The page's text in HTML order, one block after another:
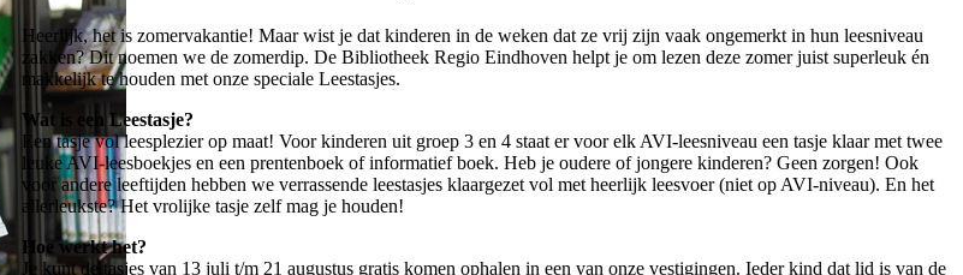
Heerlijk, het is zomervakantie! Maar wist je dat kinderen in de weken dat ze vrij zijn vaak ongemerkt in hun leesniveau
zakken? Dit noemen we de zomerdip. De Bibliotheek Regio Eindhoven helpt je om lezen deze zomer juist superleuk én
makkelijk te houden met onze speciale Leestasjes.
Wat is een Leestasje?
Een tasje vol leesplezier op maat! Voor kinderen uit groep 3 en 4 staat er voor elk AVI-leesniveau een tasje klaar met twee
leuke AVI-leesboekjes en een prentenboek of informatief boek. Heb je oudere of jongere kinderen? Geen zorgen! Ook
voor andere leeftijden hebben we verrassende leestasjes klaargezet vol met heerlijk leesvoer (niet op AVI-niveau). En het
allerleukste? Het vrolijke tasje zelf mag je houden!
Hoe werkt het?
Je kunt de tasjes van 13 juli t/m 21 augustus gratis komen ophalen in een van onze vestigingen. Ieder kind dat lid is van de